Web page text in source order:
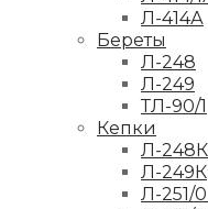
Л-414А
Береты
Л-248
Л-249
ТЛ-90/1
Кепки
Л-248К
Л-249К
Л-251/